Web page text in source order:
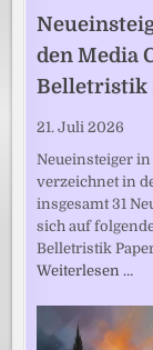
den Media
Belletristik
21. Juli 2026
Neueinsteiger
verzeichnet in
insgesamt 31
sich auf
Belletristik
Weiterlesen …